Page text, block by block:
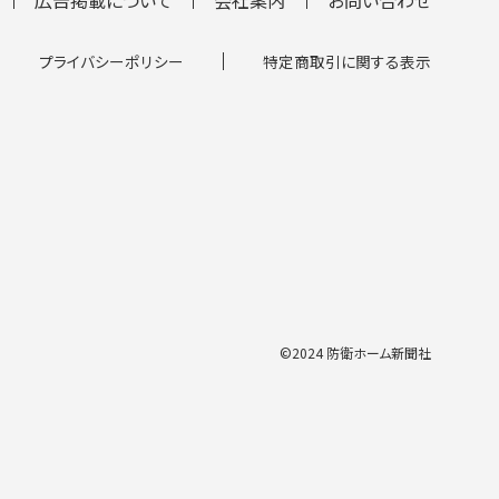
プライバシーポリシー 特定商取引に関する表示
©2024 防衛ホーム新聞社